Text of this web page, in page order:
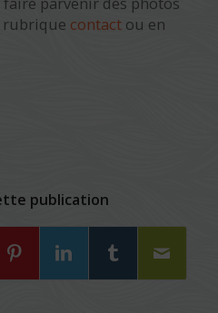
rubrique contactou en
publication